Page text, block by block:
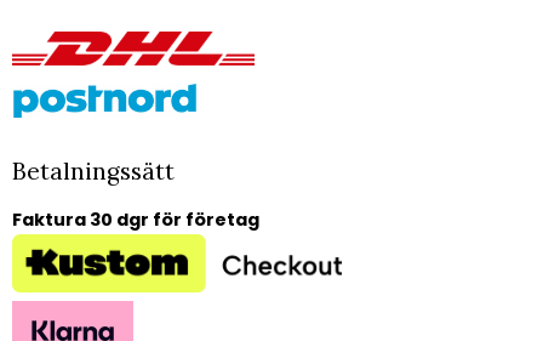
Betalningssätt
Faktura 30 dgr för företag